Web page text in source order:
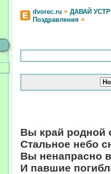
dvorec.ru » ДАВАЙ
Поздравления »
Вы край родной
Стальное небо
Вы ненапрасно
И павшие